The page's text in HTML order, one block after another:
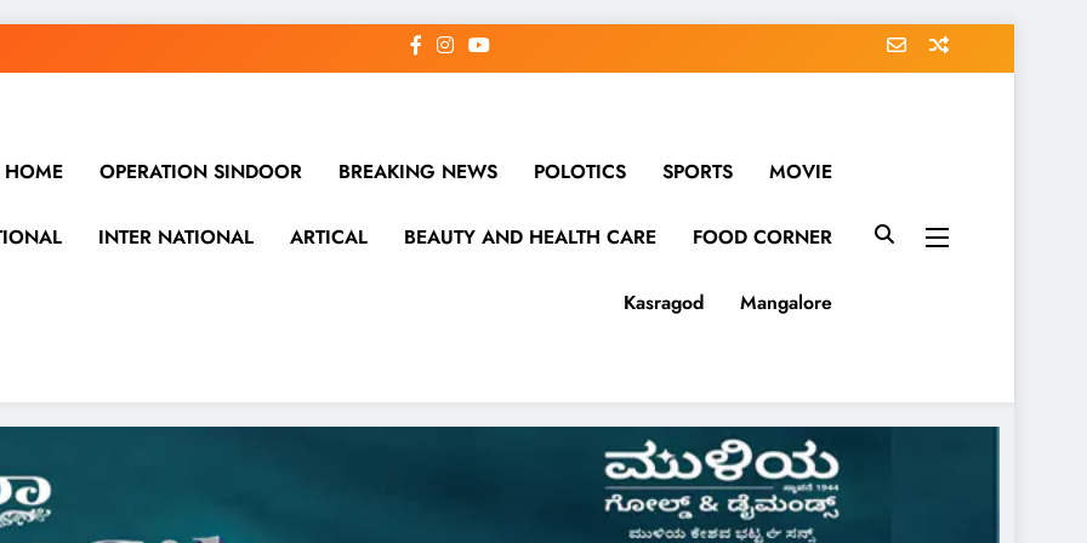
HOME OPERATION SINDOOR BREAKING NEWS POLOTICS SPORTS MOVIE
INTER NATIONAL ARTICAL BEAUTY AND HEALTH CARE FOOD CORNER
Kasragod Mangalore